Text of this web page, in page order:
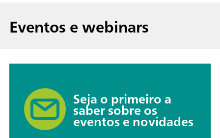
Eventos e webinars
Seja o primeiro a
saber sobre os
eventos e novidades